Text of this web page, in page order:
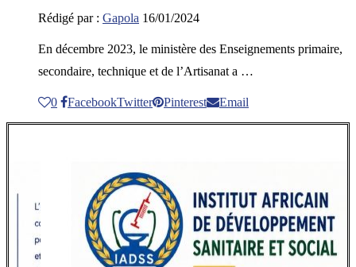
Rédigé par : Gapola 16/01/2024
En décembre 2023, le ministère des Enseignements primaire,
secondaire, technique et de l’Artisanat a …
0 FacebookTwitter Pinterest Email